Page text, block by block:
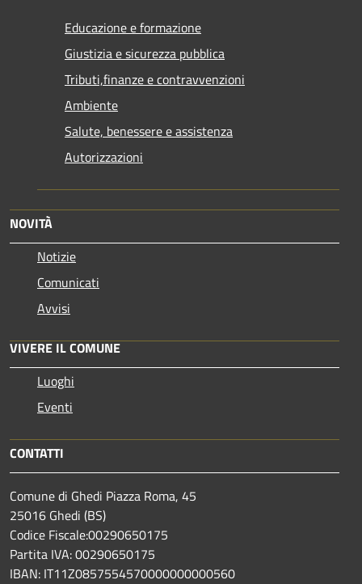
Educazione e formazione
Giustizia e sicurezza pubblica
Tributi,finanze e contravvenzioni
Ambiente
Salute, benessere e assistenza
Autorizzazioni
NOVITÀ
Notizie
Comunicati
Avvisi
VIVERE IL COMUNE
Luoghi
Eventi
CONTATTI
Comune di Ghedi Piazza Roma, 45
25016 Ghedi (BS)
Codice Fiscale:00290650175
Partita IVA: 00290650175
IBAN: IT11Z0857554570000000000560